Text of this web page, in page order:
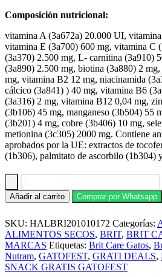
Composición nutricional:
vitamina A (3a672a) 20.000 UI,
vitamina E (3a700) 600 mg, vitamina C
(3a370) 2.500 mg, L- carnitina (3a910)
(3a890) 2.500 mg, biotina (3a880) 2
mg, vitamina B2 12 mg, niacinamida
cálcico (3a841) ) 40 mg, vitamina B6
(3a316) 2 mg, vitamina B12 0,04 mg,
(3b106) 45 mg, manganeso (3b504) 55
(3b201) 4 mg, cobre (3b406) 10 mg,
metionina (3c305) 2000 mg. Contiene
aprobados por la UE: extractos de
(1b306), palmitato de ascorbilo (1b304)
Comida
para
Brit
Care
Cat
GF
Indoor
Anti-
Añadir al carrito Comprar por Whatsapp
SKU: HALBRI201010172 Categorías:
ALIMENTOS SECOS, BRIT, BRIT
MARCAS Etiquetas: Brit Care Gatos,
Nutram, GATOFEST, GRATI DEALS,
SNACK GRATIS GATOFEST